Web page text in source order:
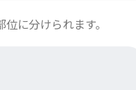
に分けられます。